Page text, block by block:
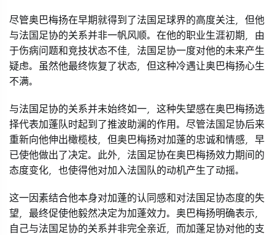
尽管奥巴梅扬在早期就得到了法国足球界的高度关注，但他
与法国足协的关系并非一帆风顺。在他的职业生涯初期，由
于伤病问题和竞技状态不佳，法国足协一度对他的未来产生
疑虑。虽然他最终恢复了状态，但这种冷遇让奥巴梅扬心生
不满。
与法国足协的关系并未始终如一，这种失望感在奥巴梅扬选
择代表加蓬队时起到了推波助澜的作用。尽管法国足协后来
重新向他伸出橄榄枝，但奥巴梅扬对加蓬的忠诚和情感，早
已使他做出了决定。此外，法国足协在奥巴梅扬效力期间的
态度变化，也使得他对加入法国队的动机产生了动摇。
这一因素结合他本身对加蓬的认同感和对法国足协态度的失
望，最终促使他毅然决定为加蓬效力。奥巴梅扬明确表示，
自己与法国足协的关系并非完全亲近，而加蓬足协对他的支